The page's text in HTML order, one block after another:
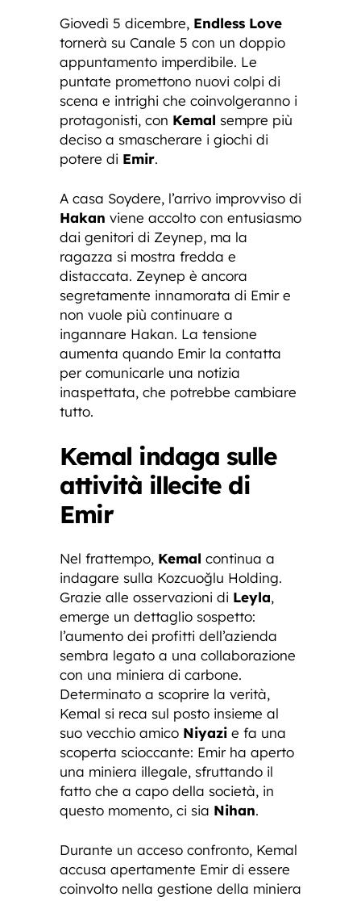
Giovedì 5 dicembre, Endless Love
tornerà su Canale 5 con un doppio
appuntamento imperdibile. Le
puntate promettono nuovi colpi di
scena e intrighi che coinvolgeranno i
protagonisti, con Kemal sempre più
deciso a smascherare i giochi di
potere di Emir.
A casa Soydere, l’arrivo improvviso di
Hakan viene accolto con entusiasmo
dai genitori di Zeynep, ma la
ragazza si mostra fredda e
distaccata. Zeynep è ancora
segretamente innamorata di Emir e
non vuole più continuare a
ingannare Hakan. La tensione
aumenta quando Emir la contatta
per comunicarle una notizia
inaspettata, che potrebbe cambiare
tutto.
Kemal indaga sulle
attività illecite di
Emir
Nel frattempo, Kemal continua a
indagare sulla Kozcuoğlu Holding.
Grazie alle osservazioni di Leyla,
emerge un dettaglio sospetto:
l’aumento dei profitti dell’azienda
sembra legato a una collaborazione
con una miniera di carbone.
Determinato a scoprire la verità,
Kemal si reca sul posto insieme al
suo vecchio amico Niyazi e fa una
scoperta scioccante: Emir ha aperto
una miniera illegale, sfruttando il
fatto che a capo della società, in
questo momento, ci sia Nihan.
Durante un acceso confronto, Kemal
accusa apertamente Emir di essere
coinvolto nella gestione della miniera